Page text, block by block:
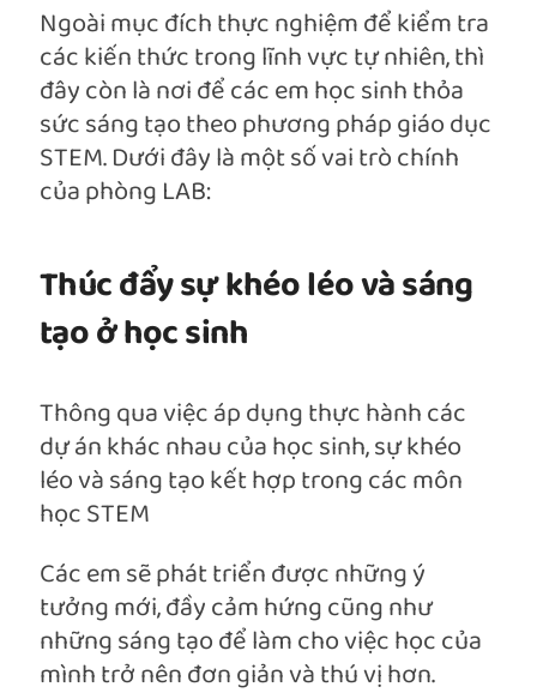
Ngoài mục đích thực nghiệm để kiểm tra
các kiến thức trong lĩnh vực tự nhiên, thì
đây còn là nơi để các em học sinh thỏa
sức sáng tạo theo phương pháp giáo dục
STEM. Dưới đây là một số vai trò chính
của phòng LAB:
Thúc đẩy sự khéo léo và sáng
tạo ở học sinh
Thông qua việc áp dụng thực hành các
dự án khác nhau của học sinh, sự khéo
léo và sáng tạo kết hợp trong các môn
học STEM
Các em sẽ phát triển được những ý
tưởng mới, đầy cảm hứng cũng như
những sáng tạo để làm cho việc học của
mình trở nên đơn giản và thú vị hơn.